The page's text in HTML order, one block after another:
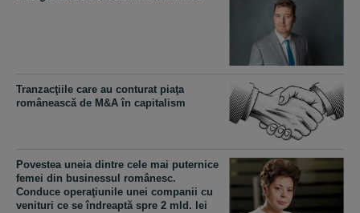
Tranzacţiile care au conturat piaţa
românească de M&A în capitalism
Povestea uneia dintre cele mai puternice
femei din businessul românesc.
Conduce operaţiunile unei companii cu
venituri ce se îndreaptă spre 2 mld. lei